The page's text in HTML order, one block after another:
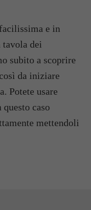
e in
dei
subito a scoprire
da iniziare
Potete usare
caso
mettendoli